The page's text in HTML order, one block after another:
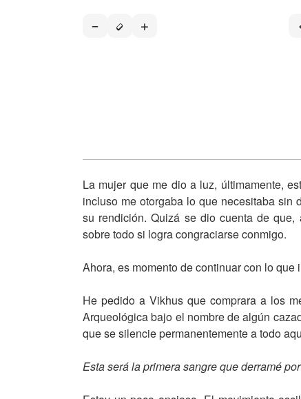
La mujer que me dio a luz, últimamente,
incluso me otorgaba lo que necesitaba
su rendición. Quizá se dio cuenta de
sobre todo si logra congraciarse conmigo.
Ahora, es momento de continuar con lo
He pedido a Vikhus que comprara a los
Arqueológica bajo el nombre de algún
que se silencie permanentemente a todo
Esta será la primera sangre que derramé